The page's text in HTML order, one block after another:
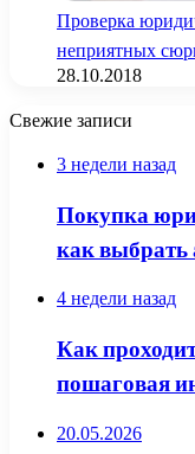
Проверка
неприятных
28.10.2018
Свежие записи
3 недели назад
Покупка
как выбрать
4 недели назад
Как
пошаговая
20.05.2026